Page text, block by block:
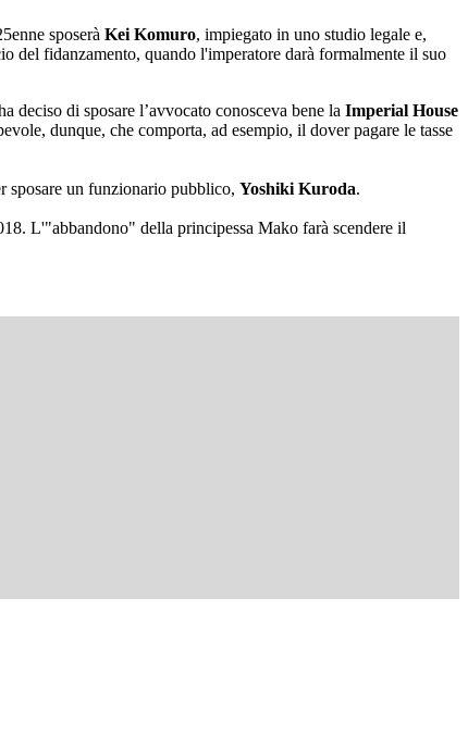
sposerà Kei Komuro, impiegato in uno studio legale e,
del fidanzamento, quando l'imperatore darà formalmente il suo
deciso di sposare l’avvocato conosceva bene la Imperial House
dunque, che comporta, ad esempio, il dover pagare le tasse
sposare un funzionario pubblico, Yoshiki Kuroda.
L'"abbandono" della principessa Mako farà scendere il